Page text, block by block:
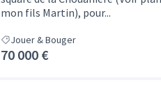
mon fils Martin), pour...
Jouer & Bouger
70 000 €